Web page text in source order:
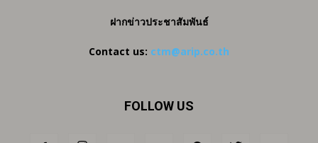
ฝากข่าวประชาสัมพันธ์
Contact us: ctm@arip.co.th
FOLLOW US